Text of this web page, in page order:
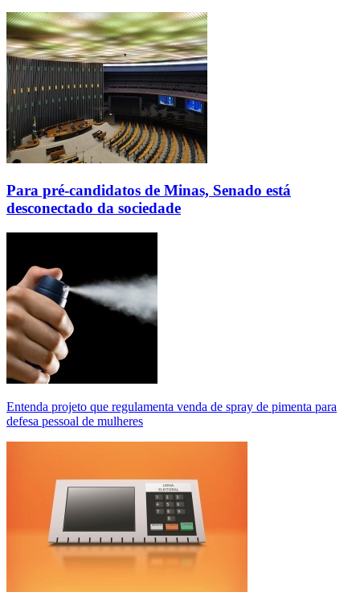
Para pré-candidatos de Minas, Senado está
desconectado da sociedade
Entenda projeto que regulamenta venda de spray de pimenta para
defesa pessoal de mulheres